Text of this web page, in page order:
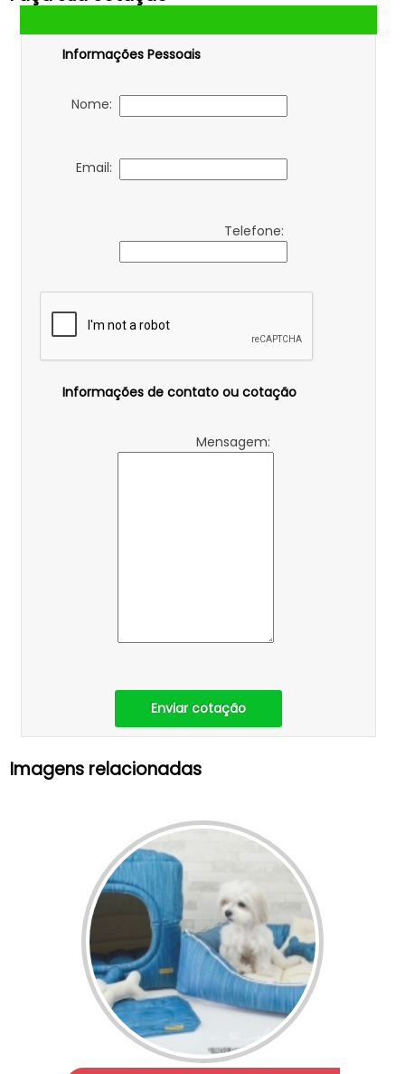
Informações Pessoais
Nome:
Email:
Telefone:
Informações de contato ou cotação
Mensagem:
Enviar cotação
Imagens relacionadas